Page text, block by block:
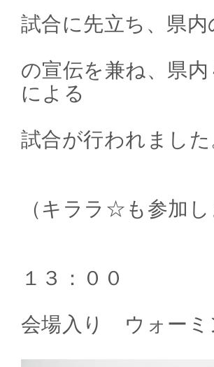
試合に先立ち、県
の宣伝を兼ね、県
による
試合が行われました
（キララ☆も参加
１３：００
会場入り ウォーミ